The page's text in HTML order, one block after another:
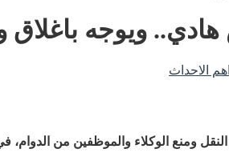
ويوجه باغلاق
اهم الاحداث
النقل ومنع الوكلاء والموظفين من